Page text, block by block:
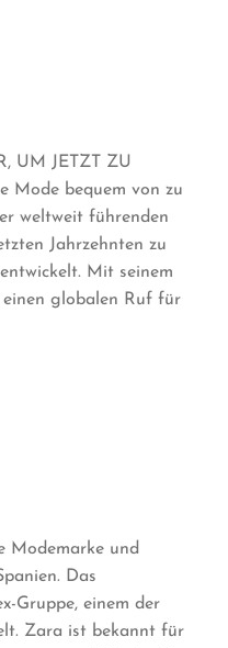
UM JETZT ZU
Mode bequem von zu
weltweit führenden
Jahrzehnten zu
Mit seinem
globalen Ruf für
Modemarke und
Das
Gruppe, einem der
Zara ist bekannt für